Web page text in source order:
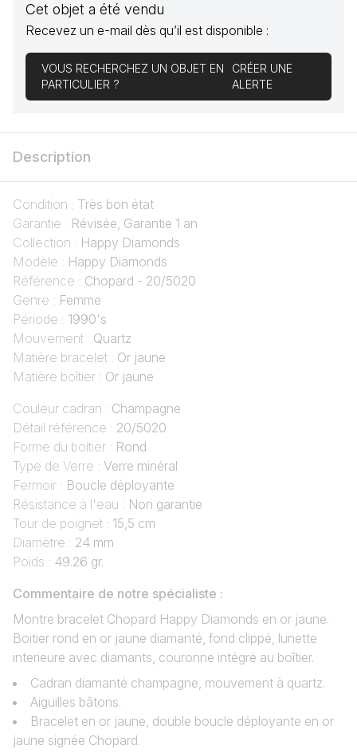
Cet objet a été vendu
Recevez un e-mail dès qu’il est disponible :
VOUS RECHERCHEZ UN OBJET EN
PARTICULIER ?
CRÉER UNE
ALERTE
Description
Condition : Très bon état
Garantie : Révisée, Garantie 1 an
Collection : Happy Diamonds
Modèle : Happy Diamonds
Référence : Chopard - 20/5020
Genre : Femme
Période : 1990's
Mouvement : Quartz
Matière bracelet : Or jaune
Matière boîtier : Or jaune
Couleur cadran : Champagne
Détail référence : 20/5020
Forme du boitier : Rond
Type de Verre : Verre minéral
Fermoir : Boucle déployante
Résistance à l'eau : Non garantie
Tour de poignet : 15,5 cm
Diamètre : 24 mm
Poids : 49.26 gr.
Commentaire de notre spécialiste :
Montre bracelet Chopard Happy Diamonds en or jaune.
Boitier rond en or jaune diamanté, fond clippé, lunette
interieure avec diamants, couronne intégré au boîtier.
Cadran diamanté champagne, mouvement à quartz.
Aiguilles bâtons.
Bracelet en or jaune, double boucle déployante en or
jaune signée Chopard.